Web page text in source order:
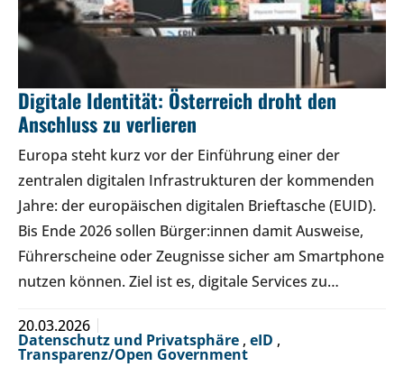
Digitale Identität: Österreich droht den
Anschluss zu verlieren
Europa steht kurz vor der Einführung einer der
zentralen digitalen Infrastrukturen der kommenden
Jahre: der europäischen digitalen Brieftasche (EUID).
Bis Ende 2026 sollen Bürger:innen damit Ausweise,
Führerscheine oder Zeugnisse sicher am Smartphone
nutzen können. Ziel ist es, digitale Services zu…
20.03.2026
Datenschutz und Privatsphäre , eID ,
Transparenz/Open Government